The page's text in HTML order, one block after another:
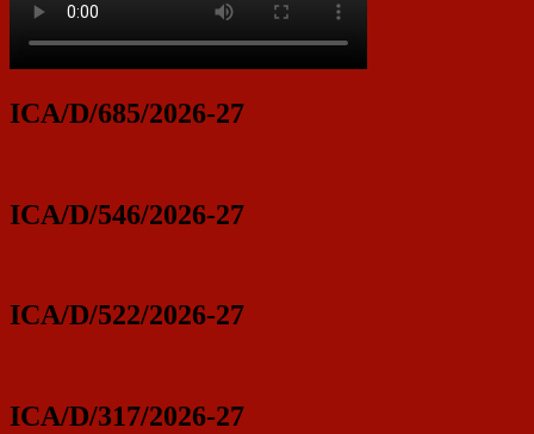
ICA/D/685/2026-27
ICA/D/546/2026-27
ICA/D/522/2026-27
ICA/D/317/2026-27